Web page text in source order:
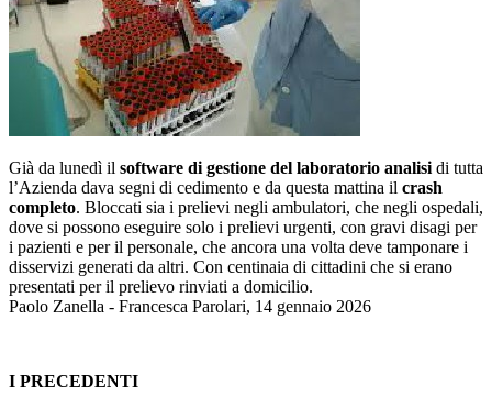
Già da lunedì il software di gestione del laboratorio analisi di tutta
l’Azienda dava segni di cedimento e da questa mattina il crash
completo. Bloccati sia i prelievi negli ambulatori, che negli ospedali,
dove si possono eseguire solo i prelievi urgenti, con gravi disagi per
i pazienti e per il personale, che ancora una volta deve tamponare i
disservizi generati da altri. Con centinaia di cittadini che si erano
presentati per il prelievo rinviati a domicilio.
Paolo Zanella - Francesca Parolari, 14 gennaio 2026
I PRECEDENTI